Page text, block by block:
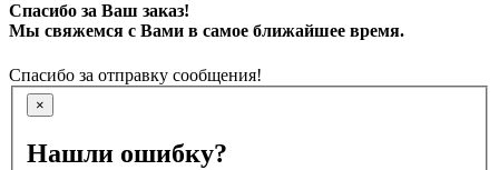
Спасибо за Ваш заказ!
Мы свяжемся с Вами в самое ближайшее время.
Спасибо за отправку сообщения!
×
Нашли ошибку?